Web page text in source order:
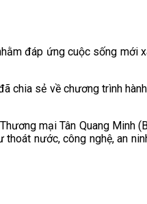
đáp ứng cuộc sống mới
sẻ về chương trình
mại Tân Quang Minh
nước, công nghệ, an